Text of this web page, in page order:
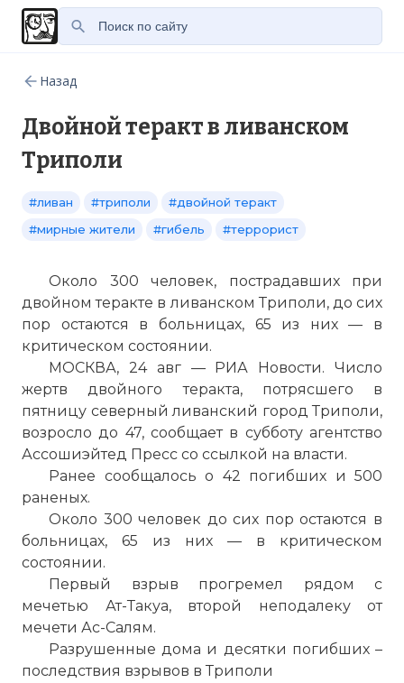
Назад
Двойной теракт в ливанском
Триполи
#ливан #триполи
#двойной теракт
#мирные жители
#гибель #террорист
Около 300 человек, пострадавших при
двойном теракте в ливанском Триполи, до сих
пор остаются в больницах, 65 из них — в
критическом состоянии.
МОСКВА, 24 авг — РИА Новости. Число
жертв двойного теракта, потрясшего в
пятницу северный ливанский город Триполи,
возросло до 47, сообщает в субботу агентство
Ассошиэйтед Пресс со ссылкой на власти.
Ранее сообщалось о 42 погибших и 500
раненых.
Около 300 человек до сих пор остаются в
больницах, 65 из них — в критическом
состоянии.
Первый взрыв прогремел рядом с
мечетью Ат-Такуа, второй неподалеку от
мечети Ас-Салям.
Разрушенные дома и десятки погибших –
последствия взрывов в Триполи